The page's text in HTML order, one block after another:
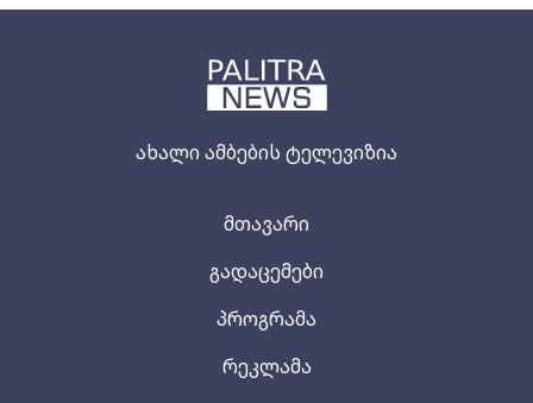
ახალი ამბების ტელევიზია
მთავარი
გადაცემები
პროგრამა
რეკლამა